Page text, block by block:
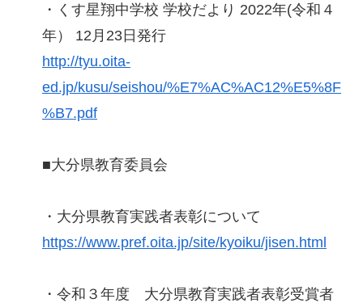
・くす星翔中学校 学校だより 2022年(令和４
年） 12月23日発行
http://tyu.oita-
ed.jp/kusu/seishou/%E7%AC%AC12%E5%8F
%B7.pdf
■大分県教育委員会
・大分県教育実践者表彰について
https://www.pref.oita.jp/site/kyoiku/jisen.html
・令和３年度 大分県教育実践者表彰受賞者